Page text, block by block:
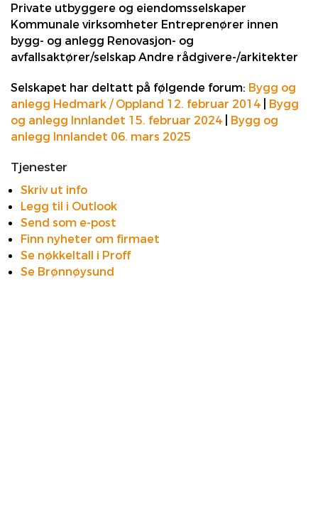
Private utbyggere og eiendomsselskaper
Kommunale virksomheter Entreprenører innen
bygg- og anlegg Renovasjon- og
avfallsaktører/selskap Andre rådgivere-/arkitekter
Selskapet har deltatt på følgende forum: Bygg og
anlegg Hedmark / Oppland 12. februar 2014
Bygg
og anlegg Innlandet 15. februar 2024
Bygg og
anlegg Innlandet 06. mars 2025
Tjenester
Skriv ut info
Legg til i Outlook
Send som e-post
Finn nyheter om firmaet
Se nøkkeltall i Proff
Se Brønnøysund